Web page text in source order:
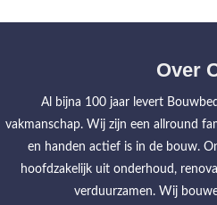
Over
Al bijna 100 jaar levert
vakmanschap. Wij zijn een allround
en handen actief is in de bouw.
hoofdzakelijk uit onderhoud,
verduurzamen. Wij